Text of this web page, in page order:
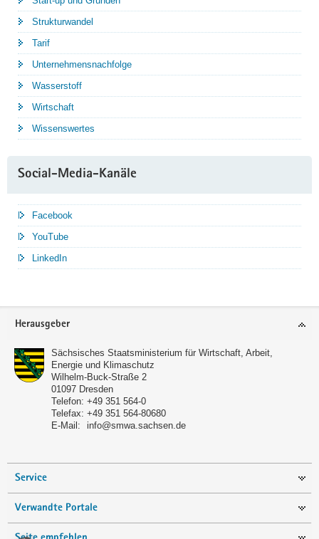
Strukturwandel
Tarif
Unternehmensnachfolge
Wasserstoff
Wirtschaft
Wissenswertes
Social-Media-Kanäle
Facebook
YouTube
LinkedIn
Service
Herausgeber
Sächsisches Staatsministerium für Wirtschaft, Arbeit,
Energie und Klimaschutz
Wilhelm-Buck-Straße 2
01097 Dresden
Telefon: +49 351 564-0
Telefax: +49 351 564-80680
E-Mail:
info@smwa.sachsen.de
Service
Verwandte Portale